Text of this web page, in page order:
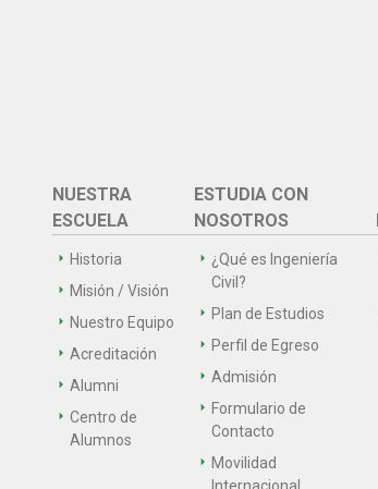
NUESTRA
ESCUELA
Historia
Misión / Visión
Nuestro Equipo
Acreditación
Alumni
Centro de
Alumnos
ESTUDIA CON
NOSOTROS
¿Qué es Ingeniería
Civil?
Plan de Estudios
Perfil de Egreso
Admisión
Formulario de
Contacto
Movilidad